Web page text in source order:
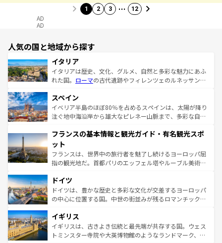
1 2 3 … 12
AD
AD
人気の国と地域から探す
イタリア
イタリアは歴史、文化、グルメ、自然と多彩な魅力にあふ
れた国。 ローマの古代遺跡やフィレンツェのルネッサンス
ろん、トスカーナの美しい田園風景やアマルフィ海岸の絶
景など、自然景観も見逃せない。観光の合間には、本場の
ピザやパスタなど、絶品のイタリア料理を堪能することも
ませてくれるイタリアで、忘れられない旅をしてみよう！
なお、新着のイタリア情報は
しい。
スペイン
イベリア半島のほぼ80％を占めるスペインは、太陽が降り
注ぐ地中海沿岸から雄大なピレネー山脈まで、多彩な自然
文化が根付くこの国では、情熱的なフラメンコ、熱気あふ
れる闘牛、そして美味しいタパスが生活の一部となってい
る。首都マドリードの洗練された雰囲気や、バルセロナの
アートに溢れた街角から、地方では古代ローマ遺跡や中世
せる。地方によって風土や気候が異なるスペインはその個
性で訪れる人を魅了する。 なお、新着のスペイン情報は コ
ンテンツ一覧を参照してほしい。
フランスの基本情報と観光ガイド・有名観光スポ
ット
フランスは、世界中の旅行者を魅了し続けるヨーロッパ屈
指の観光地だ。首都パリのエッフェル塔やルーブル美術館
で、幅広い魅力が詰まっている。華麗な宮殿、歴史的な大
聖堂、美しいビーチ、そして豊かな自然が、訪れる者を心
から魅了する。また、フランスは美食の国としても知ら
いる。シャンパンの発祥地であるランス、プロヴァンスの
香り高いラベンダー畑など、多彩な楽しみ方が可能だ。さ
らに、パリ以外の地域にも魅力が溢れており、どの街角に
ドイツ
ドイツは、豊かな歴史と多彩な文化が交差するヨーロッパ
の中心に位置する国。中世の街並みが残るロマンチック街
顔を持つこの国は、どこを歩いても飽きることがない。ベ
ルリンの文化的活気、バイエルン州のアルプスの絶景、そ
してライン川沿いのワイン畑といった風景は必見。ビール
イギリス
イギリスは、古きよき伝統と最先端が共存する国。ウェス
トミンスター寺院や大英博物館のようなランドマーク、歴